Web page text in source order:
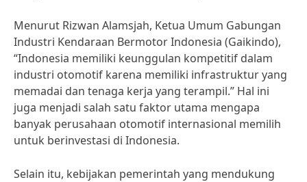
Menurut Rizwan Alamsjah, Ketua Umum Gabungan
Industri Kendaraan Bermotor Indonesia (Gaikindo),
“Indonesia memiliki keunggulan kompetitif dalam
industri otomotif karena memiliki infrastruktur yang
memadai dan tenaga kerja yang terampil.” Hal ini
juga menjadi salah satu faktor utama mengapa
banyak perusahaan otomotif internasional memilih
untuk berinvestasi di Indonesia.
Selain itu, kebijakan pemerintah yang mendukung